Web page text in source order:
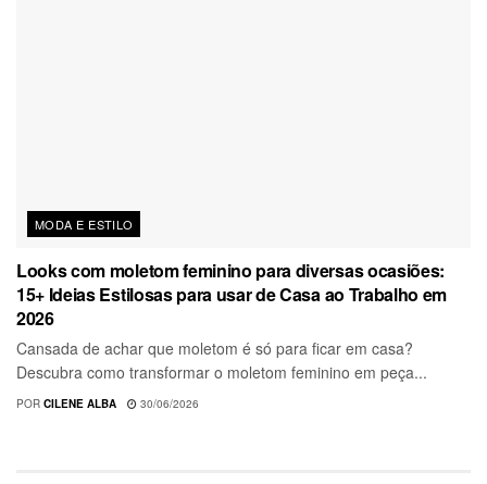
MODA E ESTILO
Looks com moletom feminino para diversas ocasiões:
15+ Ideias Estilosas para usar de Casa ao Trabalho em
2026
Cansada de achar que moletom é só para ficar em casa?
Descubra como transformar o moletom feminino em peça...
POR CILENE ALBA 30/06/2026